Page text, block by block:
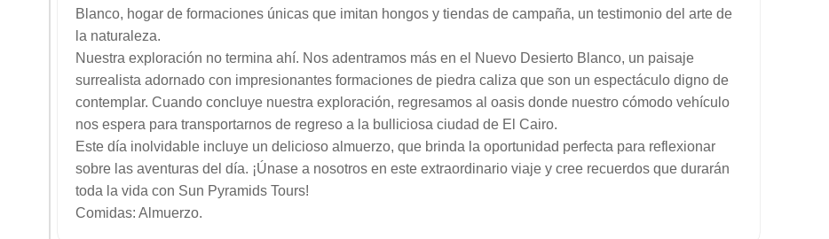
Blanco, hogar de formaciones únicas que imitan hongos y tiendas de campaña, un testimonio del arte de
la naturaleza.
Nuestra exploración no termina ahí. Nos adentramos más en el Nuevo Desierto Blanco, un paisaje
surrealista adornado con impresionantes formaciones de piedra caliza que son un espectáculo digno de
contemplar. Cuando concluye nuestra exploración, regresamos al oasis donde nuestro cómodo vehículo
nos espera para transportarnos de regreso a la bulliciosa ciudad de El Cairo.
Este día inolvidable incluye un delicioso almuerzo, que brinda la oportunidad perfecta para reflexionar
sobre las aventuras del día. ¡Únase a nosotros en este extraordinario viaje y cree recuerdos que durarán
toda la vida con Sun Pyramids Tours!
Comidas: Almuerzo.